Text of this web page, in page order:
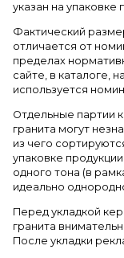
указан на упаковке
Фактический
отличается от
пределах
сайте, в каталоге,
используется
Отдельные партии
гранита могут
из чего
упаковке
одного тона (в
идеально
Перед укладкой
гранита
После укладки